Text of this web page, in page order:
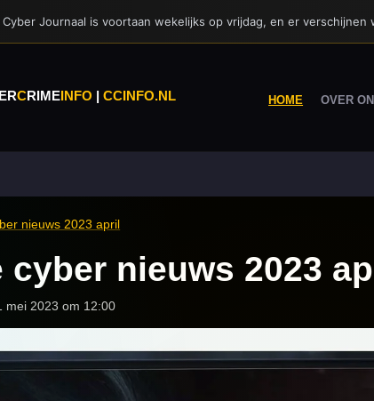
CRIMEINFO | CCINFO.NL HOME OVER
nieuws 2023 april
cyber nieuws 2023
mei 2023 om 12:00
Journaal is voortaan wekelijks op vrijdag, en er verschijnen